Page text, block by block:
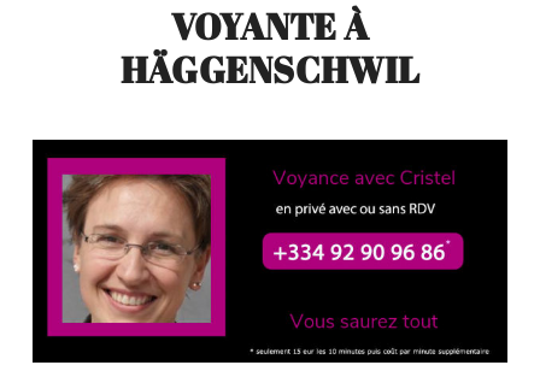
VOYANTE À
HÄGGENSCHWIL